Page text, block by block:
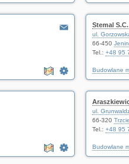
Stemal S.C.
ul.
66-450 Jenin
Tel.: +48 95
Budowlane
ul.
66-320
Tel.: +48 95
Budowlane